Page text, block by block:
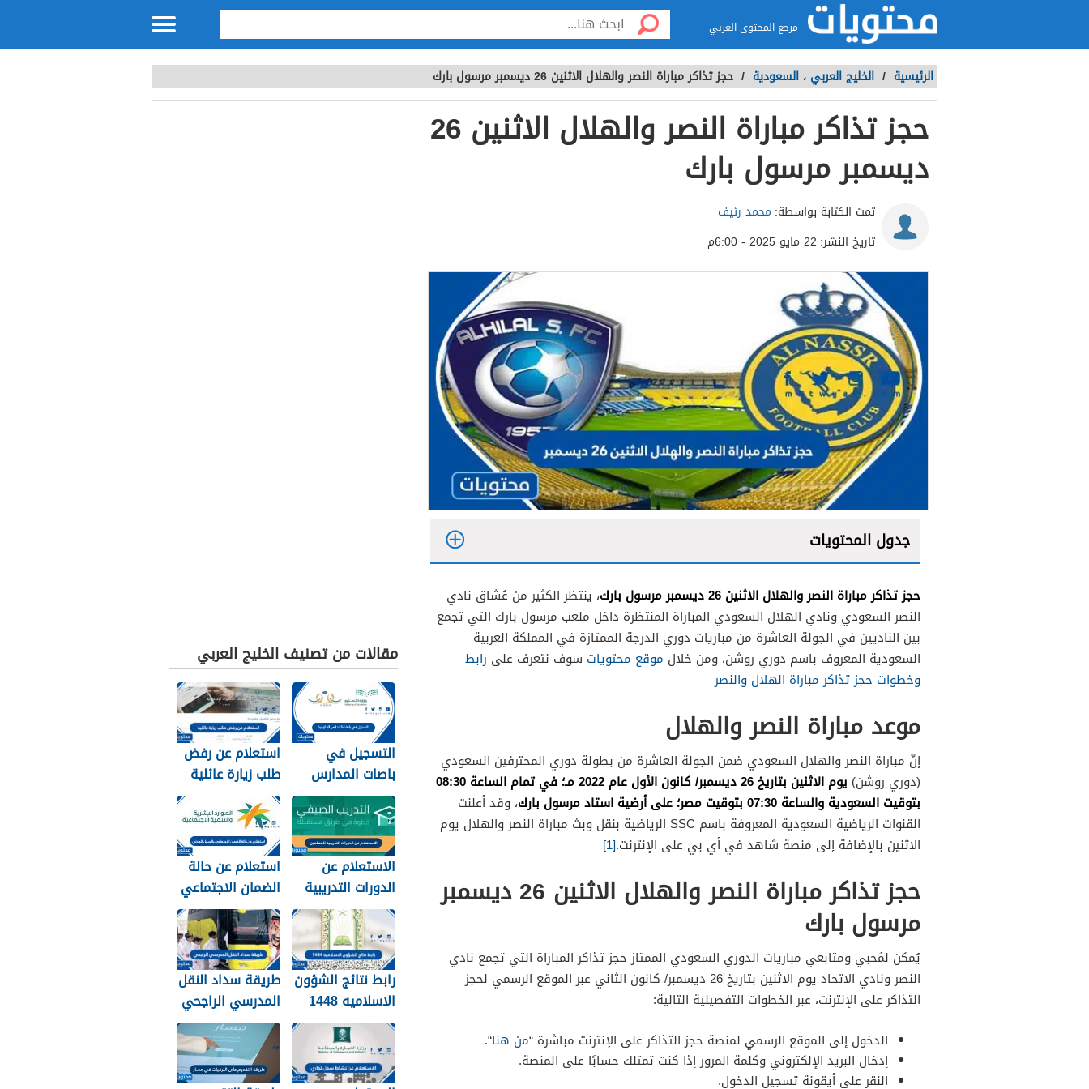
مرجع المحتوى العربي
الرئيسية / الخليج العربي ، السعودية / حجز تذاكر مباراة النصر والهلال الاثنين 26 ديسمبر مرسول بارك
حجز تذاكر مباراة النصر والهلال الاثنين 26
ديسمبر مرسول بارك
تمت الكتابة بواسطة: محمد رئيف
تاريخ النشر: 22 مايو 2025 - 6:00م
جدول المحتويات
حجز تذاكر مباراة النصر والهلال الاثنين 26 ديسمبر مرسول بارك
، ينتظر الكثير من عُشاق نادي
النصر السعودي ونادي الهلال السعودي المباراة المنتظرة داخل ملعب مرسول بارك التي تجمع
بين الناديين في الجولة العاشرة من مباريات دوري الدرجة الممتازة في المملكة العربية
السعودية المعروف باسم دوري روشن، ومن خلال موقع محتويات سوف نتعرف على رابط
وخطوات حجز تذاكر مباراة الهلال والنصر
موعد مباراة النصر والهلال
إنّ مباراة النصر والهلال السعودي ضمن الجولة العاشرة من بطولة دوري المحترفين السعودي
(دوري روشن)
يوم الاثنين بتاريخ 26 ديسمبر/ كانون الأول عام 2022 مـ؛ في تمام الساعة 08:30
بتوقيت السعودية والساعة 07:30 بتوقيت مصر؛ على أرضية استاد مرسول بارك
، وقد أعلنت
القنوات الرياضية السعودية المعروفة باسم SSC الرياضية بنقل وبث مباراة النصر والهلال يوم
الاثنين بالإضافة إلى منصة شاهد في أي بي على الإنترنت.[1]
حجز تذاكر مباراة النصر والهلال الاثنين 26 ديسمبر
مرسول بارك
يُمكن لمُحبي ومتابعي مباريات الدوري السعودي الممتاز حجز تذاكر المباراة التي تجمع نادي
النصر ونادي الاتحاد يوم الاثنين بتاريخ 26 ديسمبر/ كانون الثاني عبر الموقع الرسمي لحجز
التذاكر على الإنترنت، عبر الخطوات التفصيلية التالية:
الدخول إلى الموقع الرسمي لمنصة حجز التذاكر على الإنترنت مباشرة “من هنا“.
إدخال البريد الإلكتروني وكلمة المرور إذا كنت تمتلك حسابًا على المنصة.
النقر على أيقونة تسجيل الدخول.
مقالات من تصنيف الخليج العربي
التسجيل في
باصات المدارس
الحكومية 1448
استعلام عن رفض
طلب زيارة عائلية
في السعودية
1448 الرابط
والطريقة
الاستعلام عن
الدورات التدريبية
للمعلمين 1448
استعلام عن حالة
الضمان الاجتماعي
بالسجل المدني
1448
رابط نتائج الشؤون
الاسلاميه 1448
طريقة سداد النقل
المدرسي الراجحي
1448